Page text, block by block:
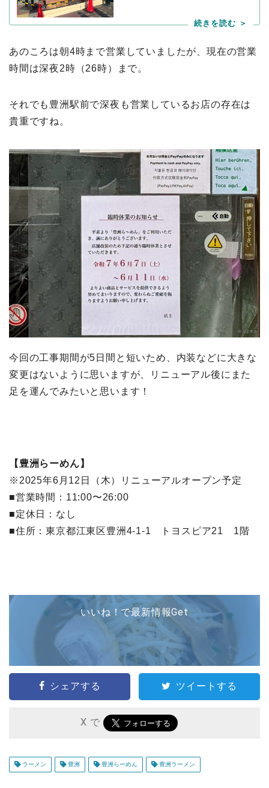
あのころは朝4時まで営業していましたが、現在の営業
時間は深夜2時（26時）まで。
それでも豊洲駅前で深夜も営業しているお店の存在は
貴重ですね。
今回の工事期間が5日間と短いため、内装などに大きな
変更はないように思いますが、リニューアル後にまた
足を運んでみたいと思います！
【豊洲らーめん】
※2025年6月12日（木）リニューアルオープン予定
■営業時間：11:00〜26:00
■定休日：なし
■住所：東京都江東区豊洲4-1-1 トヨスピア21 1階
いいね！で最新情報Get
シェアする ツイートする
X で
ラーメン 豊洲 豊洲らーめん 豊洲ラーメン